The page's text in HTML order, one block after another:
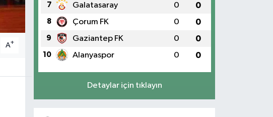
A+
7 Galatasaray 0 0
8 Çorum FK 0 0
9 Gaziantep FK 0 0
10 Alanyaspor 0 0
Detaylar için tıklayın